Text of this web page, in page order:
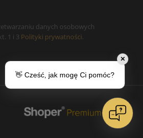
danych osobowych
1 i 3 Polityki prywatności.
✕
👋 Cześć, jak mogę Ci pomóc?